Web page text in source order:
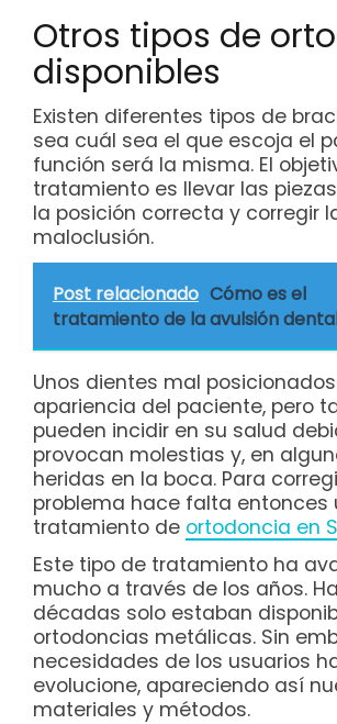
Otros tipos de
disponibles
Existen diferentes tipos de
sea cuál sea el que escoja el
función será la misma. El
tratamiento es llevar las
la posición correcta y corregir
maloclusión.
Post relacionado Cómo es el
tratamiento de la avulsión
Unos dientes mal
apariencia del paciente, pero
pueden incidir en su salud
provocan molestias y, en
heridas en la boca. Para
problema hace falta entonces
tratamiento de ortodoncia en
Este tipo de tratamiento ha
mucho a través de los años.
décadas solo estaban
ortodoncias metálicas. Sin
necesidades de los usuarios
evolucione, apareciendo así
materiales y métodos.